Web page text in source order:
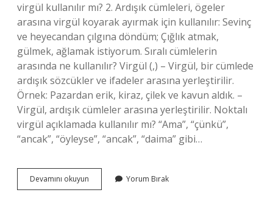
virgül kullanılır mı? 2. Ardışık cümleleri, ögeler
arasına virgül koyarak ayırmak için kullanılır: Sevinç
ve heyecandan çılgına döndüm; Çığlık atmak,
gülmek, ağlamak istiyorum. Sıralı cümlelerin
arasında ne kullanılır? Virgül (,) – Virgül, bir cümlede
ardışık sözcükler ve ifadeler arasına yerleştirilir.
Örnek: Pazardan erik, kiraz, çilek ve kavun aldık. –
Virgül, ardışık cümleler arasına yerleştirilir. Noktalı
virgül açıklamada kullanılır mı? “Ama”, “çünkü”,
“ancak”, “öyleyse”, “ancak”, “daima” gibi…
Devamını okuyun
Cümleleri
Yorum Bırak